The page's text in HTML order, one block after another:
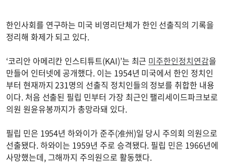
한인사회를 연구하는 미국 비영리단체가 한인 선출직의 기록을
정리해 화제가 되고 있다.
‘코리안 아메리칸 인스티튜트(KAI)’는 최근 미주한인정치연감을
만들어 인터넷에 공개했다. 이는 1954년 미국에서 한인 정치인
부터 현재까지 231명의 선출직 정치인들의 정보를 취합한 내용
이다. 처음 선출된 필립 민부터 가장 최근인 팰리세이드파크보로
의원 원윤유봉까지가 총망라돼 있다.
필립 민은 1954년 하와이가 준주(准州)일 당시 주의회 의원으로
선출됐다. 하와이는 1959년 주로 승격됐다. 필립 민은 1966년에
사망했는데, 그해까지 주의원으로 활동했다.